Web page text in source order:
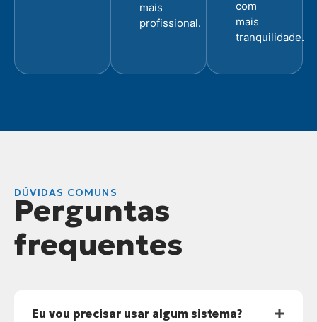
mais
profissional.
com
mais
tranquilidade.
DÚVIDAS COMUNS
Perguntas
frequentes
Eu vou precisar usar algum sistema?